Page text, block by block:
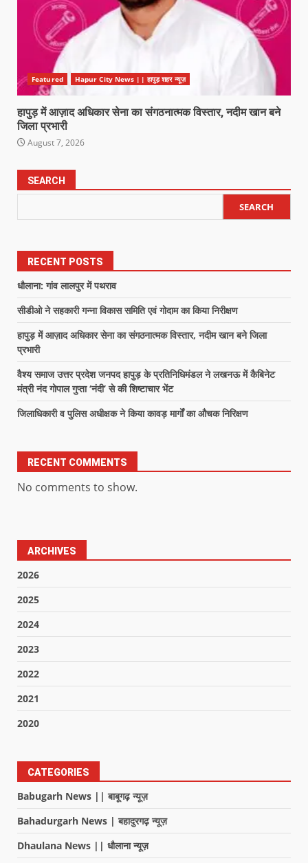
Featured Hapur City News || हापुड़ शहर न्यूज़
हापुड़ में आज़ाद अधिकार सेना का संगठनात्मक विस्तार, नदीम खान बने
जिला प्रभारी
August 7, 2026
SEARCH
SEARCH
RECENT POSTS
धौलाना: गांव लालपुर में पथराव
सीडीओ ने सहकारी गन्ना विकास समिति एवं गोदाम का किया निरीक्षण
हापुड़ में आज़ाद अधिकार सेना का संगठनात्मक विस्तार, नदीम खान बने जिला
प्रभारी
वैश्य समाज उत्तर प्रदेश जनपद हापुड़ के प्रतिनिधिमंडल ने लखनऊ में कैबिनेट
मंत्री नंद गोपाल गुप्ता ‘नंदी’ से की शिष्टाचार भेंट
जिलाधिकारी व पुलिस अधीक्षक ने किया कावड़ मार्गों का औचक निरिक्षण
RECENT COMMENTS
No comments to show.
ARCHIVES
2026
2025
2024
2023
2022
2021
2020
CATEGORIES
Babugarh News || बाबूगढ़ न्यूज़
Bahadurgarh News | बहादुरगढ़ न्यूज़
Dhaulana News || धौलाना न्यूज़